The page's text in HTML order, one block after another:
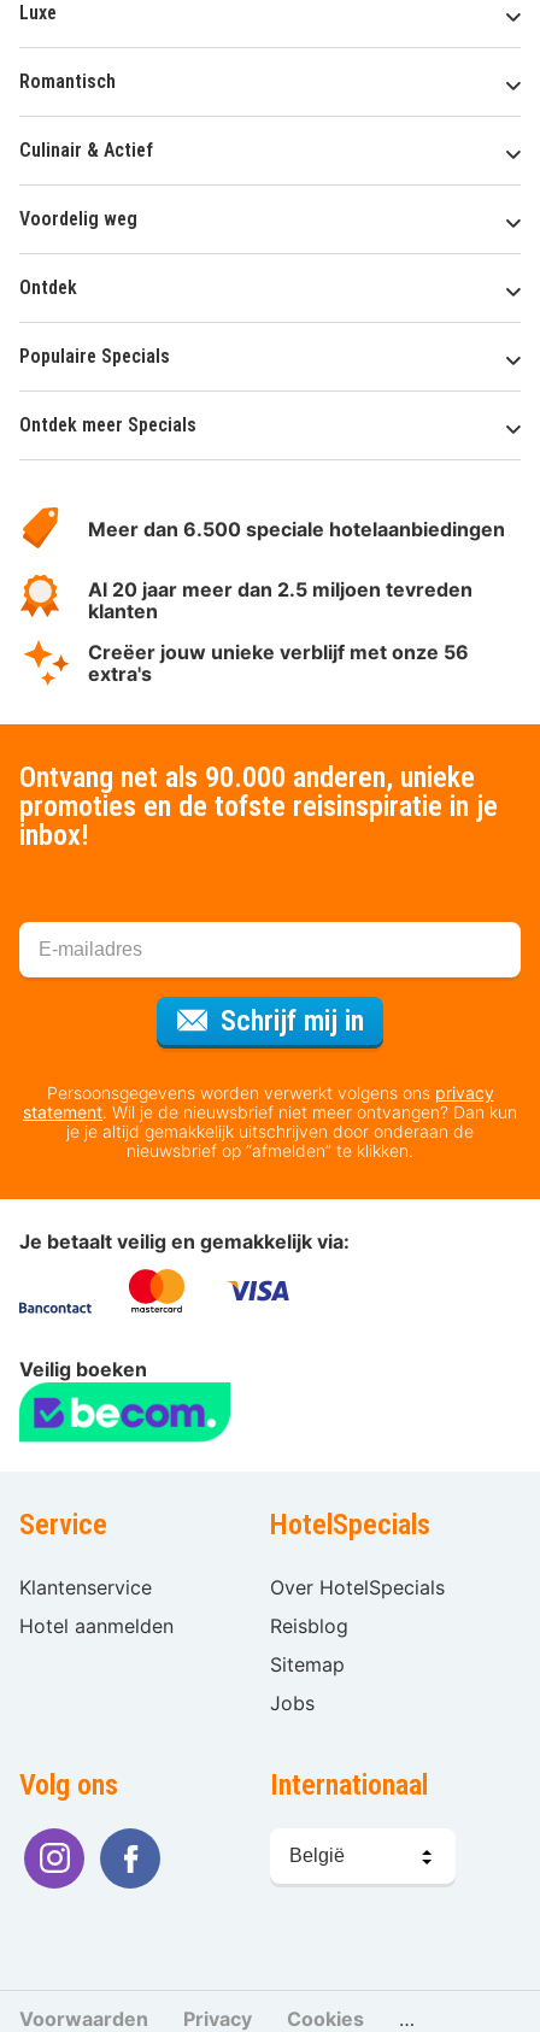
Luxe
Romantisch
Culinair & Actief
Voordelig weg
Ontdek
Populaire Specials
Ontdek meer Specials
HotelSpecials
Meer dan 6.500 speciale hotelaanbiedingen
Al 20 jaar meer dan 2.5 miljoen tevreden
klanten
Creëer jouw unieke verblijf met onze 56
extra's
Ontvang net als 90.000 anderen, unieke
promoties en de tofste reisinspiratie in je
inbox!
Schrijf mij in
Persoonsgegevens worden verwerkt volgens ons privacy
statement. Wil je de nieuwsbrief niet meer ontvangen? Dan kun
je je altijd gemakkelijk uitschrijven door onderaan de
nieuwsbrief op “afmelden” te klikken.
Je betaalt veilig en gemakkelijk via:
Veilig boeken
Service
Klantenservice
Hotel aanmelden
HotelSpecials
Over HotelSpecials
Reisblog
Sitemap
Jobs
Volg ons Internationaal
kiezen
Voorwaarden Privacy Cookies Cookies